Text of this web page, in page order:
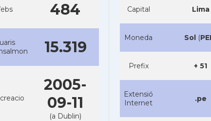
484
15.319
2005-
09-11
(a Dublin)
Capital Lima
Moneda Sol (
Prefix + 51
Extensió
Internet
.pe